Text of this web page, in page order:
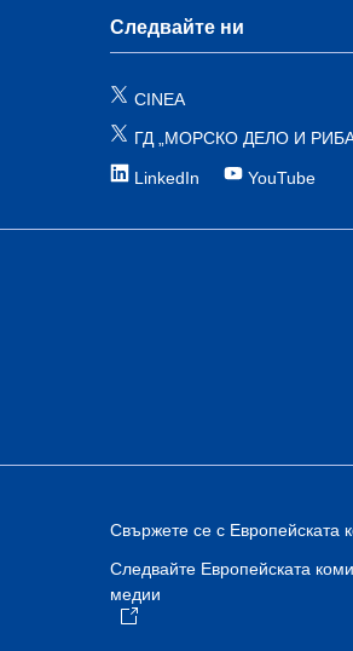
Следвайте ни
CINEA
ГД „МОРСКО ДЕЛО И
LinkedIn YouTube
Свържете се с Европейската
Следвайте Европейската
медии